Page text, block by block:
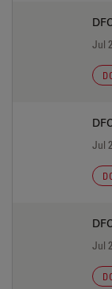
Jul
Jul
Jul